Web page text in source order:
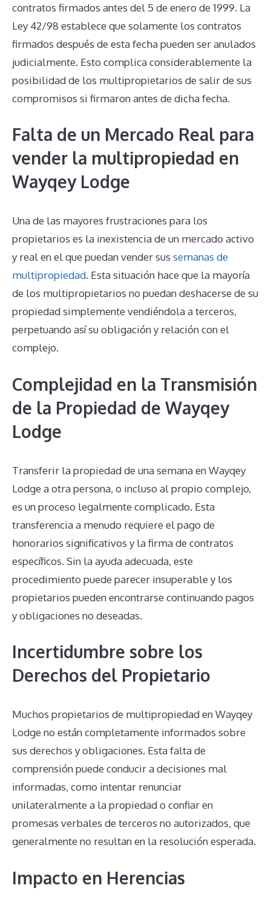
contratos firmados antes del 5 de enero de 1999. La
Ley 42/98 establece que solamente los contratos
firmados después de esta fecha pueden ser anulados
judicialmente. Esto complica considerablemente la
posibilidad de los multipropietarios de salir de sus
compromisos si firmaron antes de dicha fecha.
Falta de un Mercado Real para
vender la multipropiedad en
Wayqey Lodge
Una de las mayores frustraciones para los
propietarios es la inexistencia de un mercado activo
y real en el que puedan vender sus semanas de
multipropiedad. Esta situación hace que la mayoría
de los multipropietarios no puedan deshacerse de su
propiedad simplemente vendiéndola a terceros,
perpetuando así su obligación y relación con el
complejo.
Complejidad en la Transmisión
de la Propiedad de Wayqey
Lodge
Transferir la propiedad de una semana en Wayqey
Lodge a otra persona, o incluso al propio complejo,
es un proceso legalmente complicado. Esta
transferencia a menudo requiere el pago de
honorarios significativos y la firma de contratos
específicos. Sin la ayuda adecuada, este
procedimiento puede parecer insuperable y los
propietarios pueden encontrarse continuando pagos
y obligaciones no deseadas.
Incertidumbre sobre los
Derechos del Propietario
Muchos propietarios de multipropiedad en Wayqey
Lodge no están completamente informados sobre
sus derechos y obligaciones. Esta falta de
comprensión puede conducir a decisiones mal
informadas, como intentar renunciar
unilateralmente a la propiedad o confiar en
promesas verbales de terceros no autorizados, que
generalmente no resultan en la resolución esperada.
Impacto en Herencias